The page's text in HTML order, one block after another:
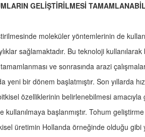
GELİŞTİRİLMESİ
moleküler yöntemlerinin de
sağlamaktadır. Bu teknoloji kullanılarak
ve sonrasında arazi
yeni bir dönem başlatmıştır. Son yıllarda
özelliklerinin belirlenebilmesi
başlanmıştır. Tohum geliştirme
üretimin Hollanda örneğinde olduğu